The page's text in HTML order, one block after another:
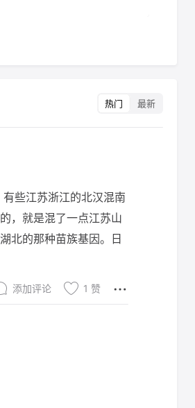
热门 最新
些江苏浙江的北汉混南
，就是混了一点江苏山
北的那种苗族基因。日
添加评论 1 赞